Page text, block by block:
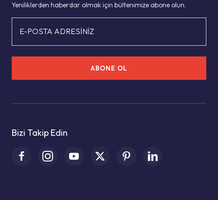
Yeniliklerden haberdar olmak için bültenimize abone olun.
E-POSTA ADRESİNİZ
ABONE OL
Bizi Takip Edin